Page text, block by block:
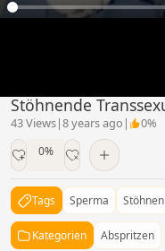
43 Views|8 years ago | 0%
0%
Tags Sperma Stöhnen
Kategorien Abspritzen